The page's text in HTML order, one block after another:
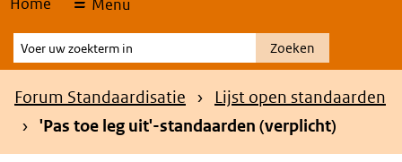
Menu
Voer
uw
zoekterm
Zoeken
Kruimelpad
Forum Standaardisatie
Lijst open standaarden
'Pas toe leg uit'-standaarden (verplicht)